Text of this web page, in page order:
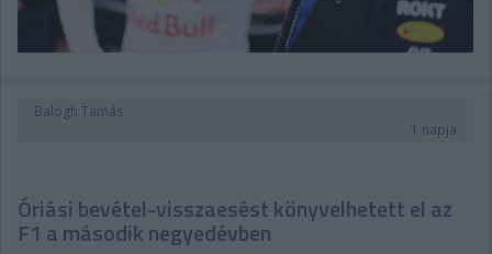
Balogh Tamás
1 napja
Óriási bevétel-visszaesést könyvelhetett el az
F1 a második negyedévben